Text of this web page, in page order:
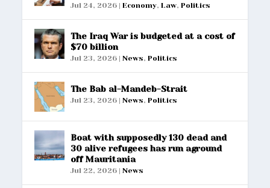
Jul 24, 2026 |Economy,Law,Politics
The Iraq War is budgeted at a cost of
$70 billion
Jul 23, 2026 |News,Politics
The Bab al-Mandeb-Strait
Jul 23, 2026 |News,Politics
Boat with supposedly 130 dead and
30 alive refugees has run aground
off Mauritania
Jul 22, 2026 |News